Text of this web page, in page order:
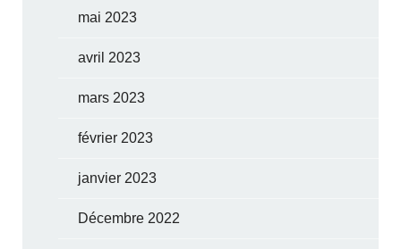
mai 2023
avril 2023
mars 2023
février 2023
janvier 2023
Décembre 2022